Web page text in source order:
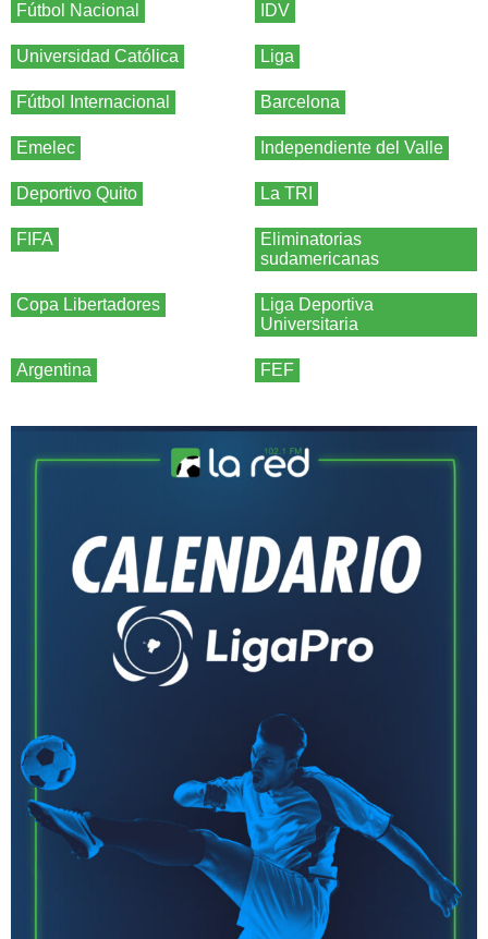
Fútbol Nacional IDV
Universidad Católica Liga
Fútbol Internacional Barcelona
Emelec Independiente del Valle
Deportivo Quito La TRI
FIFA
Eliminatorias
sudamericanas
Copa Libertadores
Liga Deportiva
Universitaria
Argentina FEF